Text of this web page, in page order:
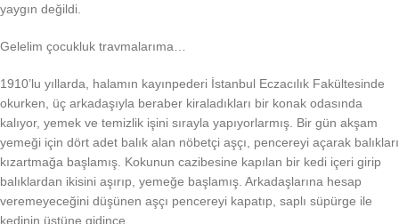
yaygın değildi.
Gelelim çocukluk travmalarıma…
1910’lu yıllarda, halamın kayınpederi İstanbul Eczacılık Fakültesinde
okurken, üç arkadaşıyla beraber kiraladıkları bir konak odasında
kalıyor, yemek ve temizlik işini sırayla yapıyorlarmış. Bir gün akşam
yemeği için dört adet balık alan nöbetçi aşçı, pencereyi açarak balıkları
kızartmağa başlamış. Kokunun cazibesine kapılan bir kedi içeri girip
balıklardan ikisini aşırıp, yemeğe başlamış. Arkadaşlarına hesap
veremeyeceğini düşünen aşçı pencereyi kapatıp, saplı süpürge ile
kedinin üstüne gidince…